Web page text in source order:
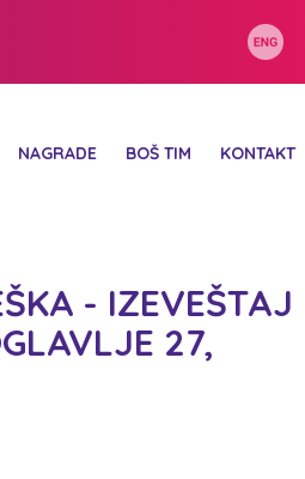
NAGRADE BOŠ TIM KONTAKT
- IZEVEŠTAJ
27,